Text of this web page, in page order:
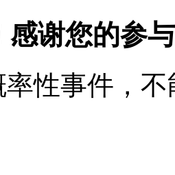
感谢您的参
性事件，